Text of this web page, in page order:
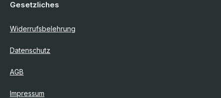
Gesetzliches
Widerrufsbelehrung
Datenschutz
AGB
Impressum